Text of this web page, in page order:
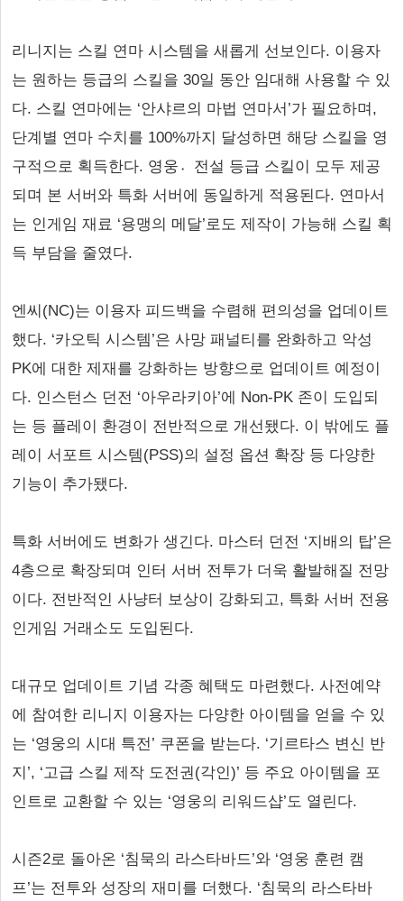
리니지는 스킬 연마 시스템을 새롭게 선보인다. 이용자
는 원하는 등급의 스킬을 30일 동안 임대해 사용할 수 있
다. 스킬 연마에는 ‘안샤르의 마법 연마서’가 필요하며,
단계별 연마 수치를 100%까지 달성하면 해당 스킬을 영
구적으로 획득한다. 영웅전〮설 등급 스킬이 모두 제공
되며 본 서버와 특화 서버에 동일하게 적용된다. 연마서
는 인게임 재료 ‘용맹의 메달’로도 제작이 가능해 스킬 획
득 부담을 줄였다.
엔씨(NC)는 이용자 피드백을 수렴해 편의성을 업데이트
했다. ‘카오틱 시스템’은 사망 패널티를 완화하고 악성
PK에 대한 제재를 강화하는 방향으로 업데이트 예정이
다. 인스턴스 던전 ‘아우라키아’에 Non-PK 존이 도입되
는 등 플레이 환경이 전반적으로 개선됐다. 이 밖에도 플
레이 서포트 시스템(PSS)의 설정 옵션 확장 등 다양한
기능이 추가됐다.
특화 서버에도 변화가 생긴다. 마스터 던전 ‘지배의 탑’은
4층으로 확장되며 인터 서버 전투가 더욱 활발해질 전망
이다. 전반적인 사냥터 보상이 강화되고, 특화 서버 전용
인게임 거래소도 도입된다.
대규모 업데이트 기념 각종 혜택도 마련했다. 사전예약
에 참여한 리니지 이용자는 다양한 아이템을 얻을 수 있
는 ‘영웅의 시대 특전’ 쿠폰을 받는다. ‘기르타스 변신 반
지’, ‘고급 스킬 제작 도전권(각인)’ 등 주요 아이템을 포
인트로 교환할 수 있는 ‘영웅의 리워드샵’도 열린다.
시즌2로 돌아온 ‘침묵의 라스타바드’와 ‘영웅 훈련 캠
프’는 전투와 성장의 재미를 더했다. ‘침묵의 라스타바